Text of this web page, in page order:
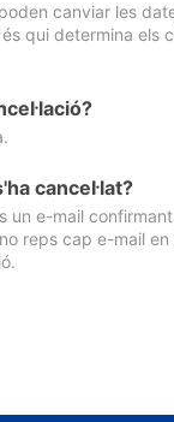
canviar les
qui determina els
cancel·lat?
e-mail
reps cap e-mail